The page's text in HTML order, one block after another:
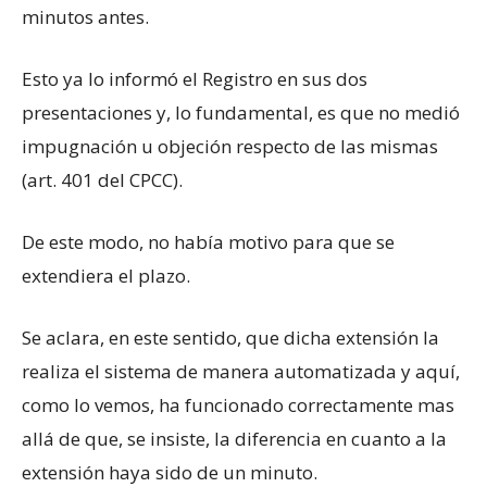
minutos antes.
Esto ya lo informó el Registro en sus dos
presentaciones y, lo fundamental, es que no medió
impugnación u objeción respecto de las mismas
(art. 401 del CPCC).
De este modo, no había motivo para que se
extendiera el plazo.
Se aclara, en este sentido, que dicha extensión la
realiza el sistema de manera automatizada y aquí,
como lo vemos, ha funcionado correctamente mas
allá de que, se insiste, la diferencia en cuanto a la
extensión haya sido de un minuto.